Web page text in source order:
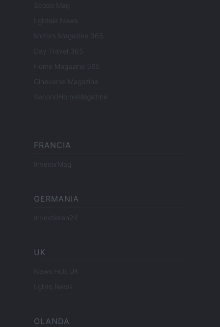
Scoop Mag
Lgbtqia News
Motors Magazine 365
Day Travel 365
Home Magazine 365
Cineverse Magazine
SecondHomeMagazine
FRANCIA
InvestirMag
GERMANIA
Investieren24
UK
News Hub UK
Lgbtq News
OLANDA